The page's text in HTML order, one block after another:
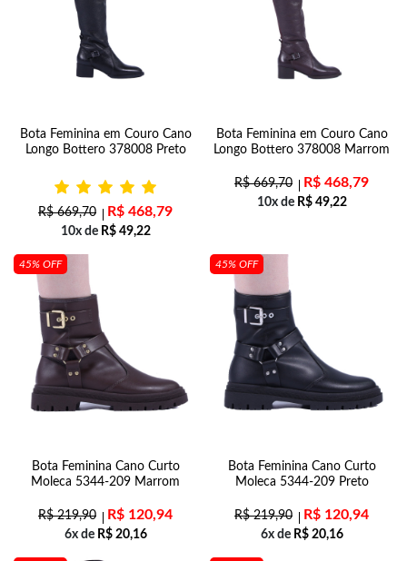
Bota Feminina em Couro Cano
Longo Bottero 378008 Preto
R$669,70 R$ 468,79
10x de R$49,22
Bota Feminina em Couro Cano
Longo Bottero 378008 Marrom
R$669,70 R$ 468,79
10x de R$49,22
45% OFF
Bota Feminina Cano Curto
Moleca 5344-209 Marrom
R$219,90 R$ 120,94
6x de R$20,16
45% OFF
Bota Feminina Cano Curto
Moleca 5344-209 Preto
R$219,90 R$ 120,94
6x de R$20,16